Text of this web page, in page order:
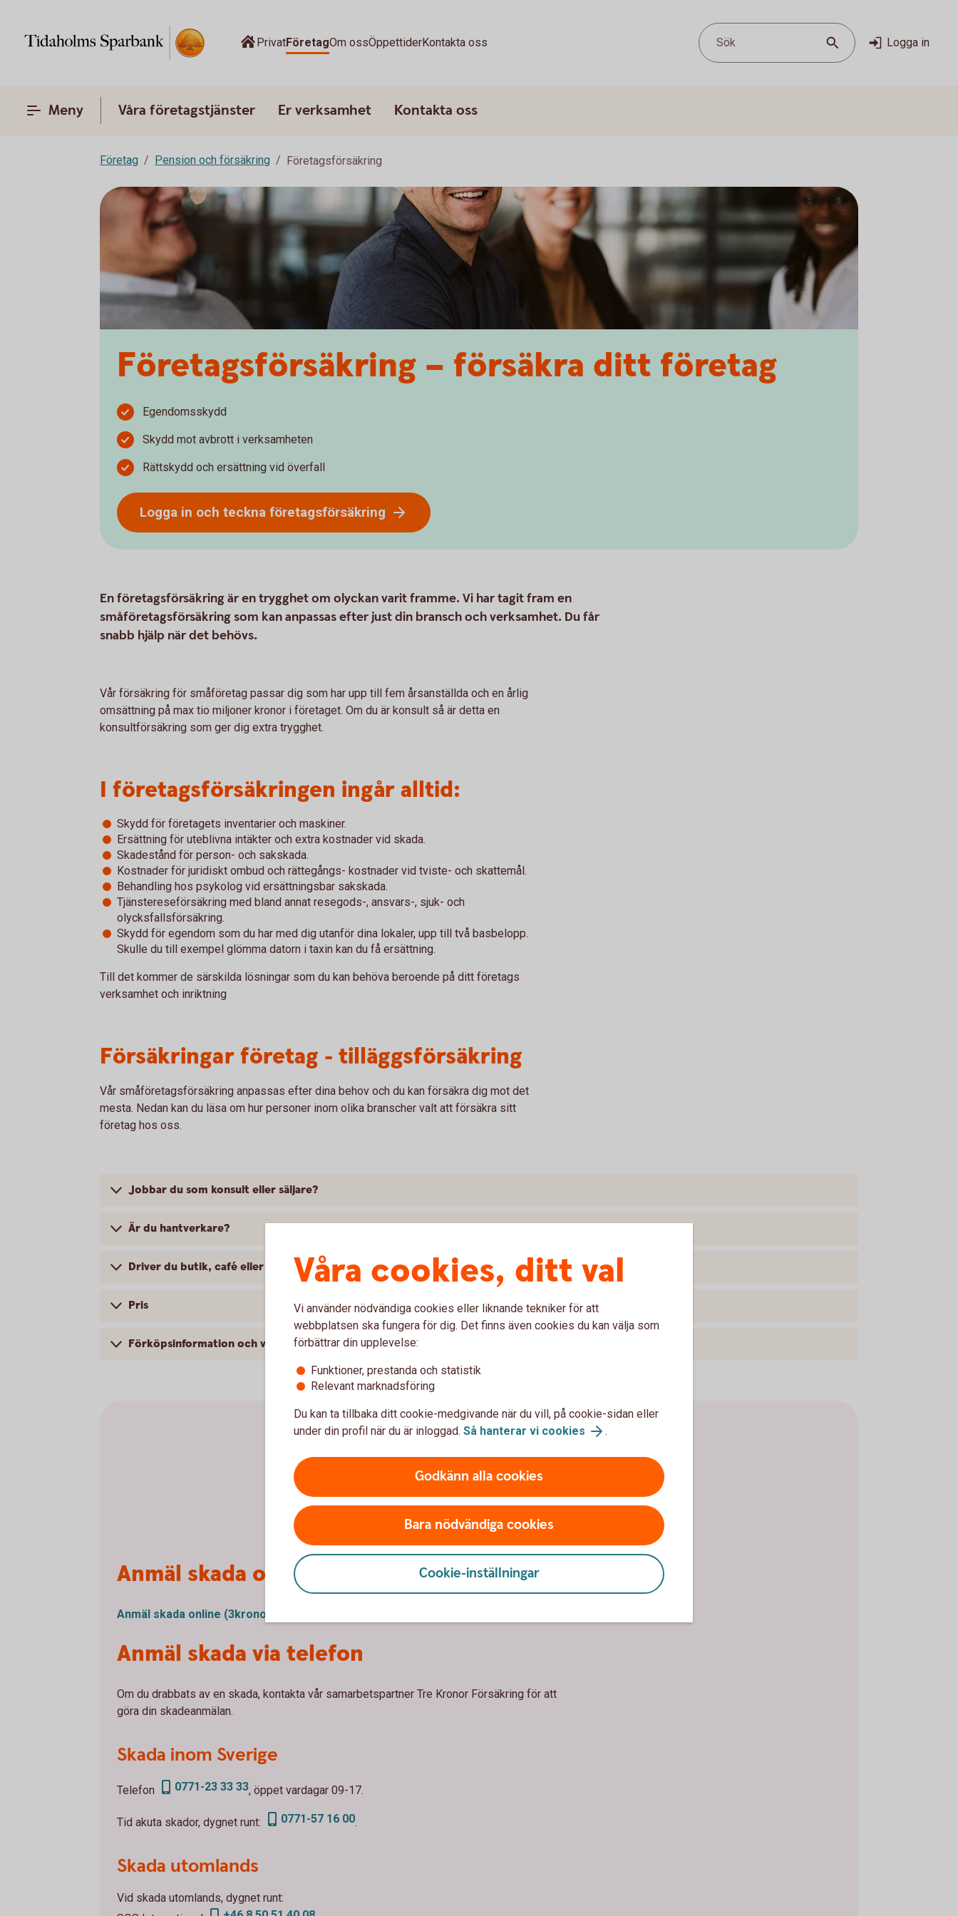
PrivatFöretagOm ossÖppettiderKontakta oss Sök Logga in
Meny Våra företagstjänster Er verksamhet Kontakta oss
Företag Pension och försäkring Företagsförsäkring
Företagsförsäkring – försäkra ditt företag
Egendomsskydd
Skydd mot avbrott i verksamheten
Rättskydd och ersättning vid överfall
Logga in och teckna företagsförsäkring
En företagsförsäkring är en trygghet om olyckan varit framme. Vi har tagit fram en
småföretagsförsäkring som kan anpassas efter just din bransch och verksamhet. Du får
snabb hjälp när det behövs.
Vår försäkring för småföretag passar dig som har upp till fem årsanställda och en årlig
omsättning på max tio miljoner kronor i företaget. Om du är konsult så är detta en
konsultförsäkring som ger dig extra trygghet.
I företagsförsäkringen ingår alltid:
Skydd för företagets inventarier och maskiner.
Ersättning för uteblivna intäkter och extra kostnader vid skada.
Skadestånd för person- och sakskada.
Kostnader för juridiskt ombud och rättegångs- kostnader vid tviste- och skattemål.
Behandling hos psykolog vid ersättningsbar sakskada.
Tjänstereseförsäkring med bland annat resegods-, ansvars-, sjuk- och
olycksfallsförsäkring.
Skydd för egendom som du har med dig utanför dina lokaler, upp till två basbelopp.
Skulle du till exempel glömma datorn i taxin kan du få ersättning.
Till det kommer de särskilda lösningar som du kan behöva beroende på ditt företags
verksamhet och inriktning
Försäkringar företag - tilläggsförsäkring
Vår småföretagsförsäkring anpassas efter dina behov och du kan försäkra dig mot det
mesta. Nedan kan du läsa om hur personer inom olika branscher valt att försäkra sitt
företag hos oss.
Jobbar du som konsult eller säljare?
Är du hantverkare?
Driver du butik, café eller kanske en frisörsalong?
Pris
Förköpsinformation och villkor
Anmäl skada online
Anmäl skada online (3kronor.se)
Anmäl skada via telefon
Om du drabbats av en skada, kontakta vår samarbetspartner Tre Kronor Försäkring för att
göra din skadeanmälan.
Skada inom Sverige
Telefon 0771-23 33 33, öppet vardagar 09-17.
Tid akuta skador, dygnet runt: 0771-57 16 00.
Skada utomlands
Vid skada utomlands, dygnet runt:
Anmäl skada
Våra cookies, ditt val
Vi använder nödvändiga cookies eller liknande tekniker för att
webbplatsen ska fungera för dig. Det finns även cookies du kan välja som
förbättrar din upplevelse:
Funktioner, prestanda och statistik
Relevant marknadsföring
Du kan ta tillbaka ditt cookie-medgivande när du vill, på cookie-sidan eller
under din profil när du är inloggad. Så hanterar vi cookies .
Godkänn alla cookies
Bara nödvändiga cookies
Cookie-inställningar